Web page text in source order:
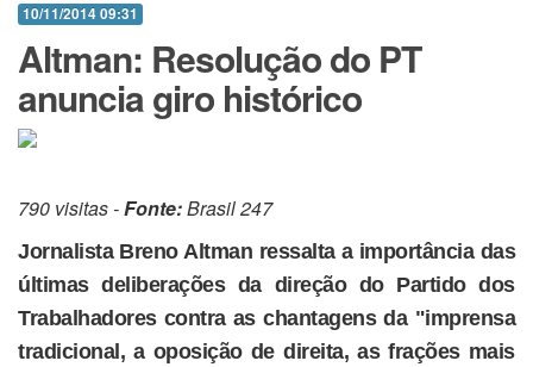
10/11/2014 09:31
Altman: Resolução do PT
anuncia giro histórico
790 visitas -Fonte:Brasil 247
Jornalista Breno Altman ressalta a importância das
últimas deliberações da direção do Partido dos
Trabalhadores contra as chantagens da "imprensa
tradicional, a oposição de direita, as frações mais